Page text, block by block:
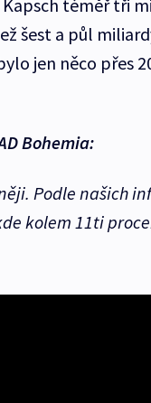
téměř tři
šest a půl
jen něco přes
Bohemia:
Podle našich
kolem 11ti